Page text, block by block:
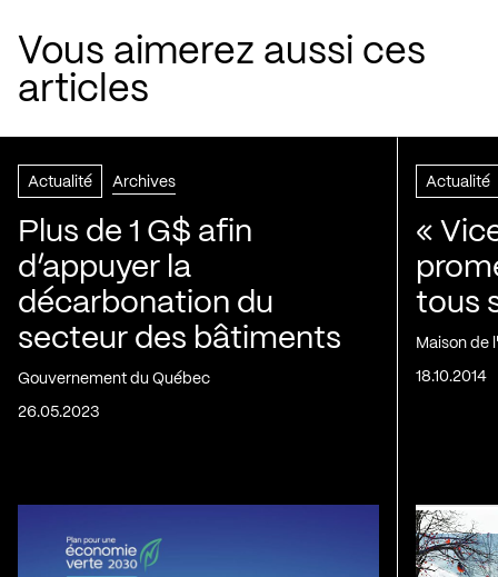
Vous aimerez aussi ces
articles
Actualité Archives
Plus de 1 G$ afin
d’appuyer la
décarbonation du
secteur des bâtiments
Gouvernement du Québec
26.05.2023
Actualité
«
tous
Maison de
18.10.2014